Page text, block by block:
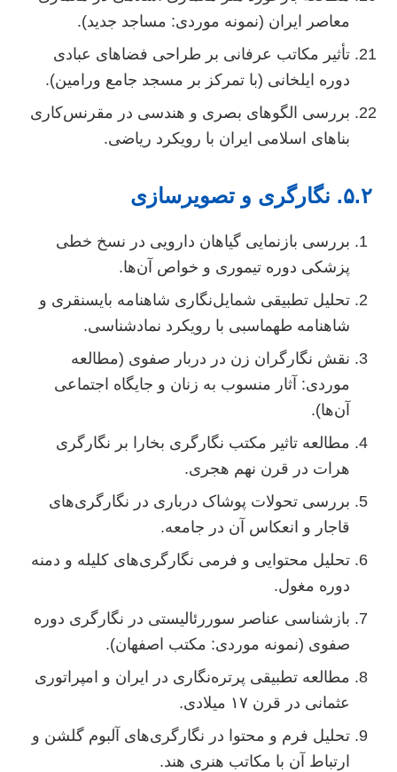
معاصر ایران (نمونه موردی: مساجد جدید).
تأثیر مکاتب عرفانی بر طراحی فضاهای عبادی
دوره ایلخانی (با تمرکز بر مسجد جامع ورامین).
بررسی الگوهای بصری و هندسی در مقرنس‌کاری
بناهای اسلامی ایران با رویکرد ریاضی.
و تصویرسازی
بررسی بازنمایی گیاهان دارویی در نسخ خطی
پزشکی دوره تیموری و خواص آن‌ها.
تحلیل تطبیقی شمایل‌نگاری شاهنامه بایسنقری و
شاهنامه طهماسبی با رویکرد نمادشناسی.
نقش نگارگران زن در دربار صفوی (مطالعه
موردی: آثار منسوب به زنان و جایگاه اجتماعی
آن‌ها).
مطالعه تاثیر مکتب نگارگری بخارا بر نگارگری
هرات در قرن نهم هجری.
بررسی تحولات پوشاک درباری در نگارگری‌های
قاجار و انعکاس آن در جامعه.
تحلیل محتوایی و فرمی نگارگری‌های کلیله و دمنه
دوره مغول.
بازشناسی عناصر سوررئالیستی در نگارگری دوره
صفوی (نمونه موردی: مکتب اصفهان).
مطالعه تطبیقی پرتره‌نگاری در ایران و امپراتوری
عثمانی در قرن ۱۷ میلادی.
تحلیل فرم و محتوا در نگارگری‌های آلبوم گلشن و
ارتباط آن با مکاتب هنری هند.